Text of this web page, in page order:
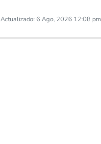
Actualizado: 6 Ago, 2026 12:08 pm